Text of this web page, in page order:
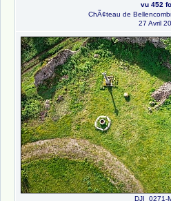
vu 452
ChÃ¢teau de
27 Avril
DJI_0271-